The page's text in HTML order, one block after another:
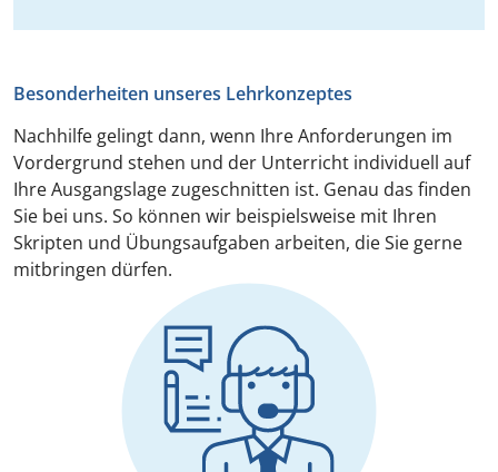
Besonderheiten unseres Lehrkonzeptes
Nachhilfe gelingt dann, wenn Ihre Anforderungen im
Vordergrund stehen und der Unterricht individuell auf
Ihre Ausgangslage zugeschnitten ist. Genau das finden
Sie bei uns. So können wir beispielsweise mit Ihren
Skripten und Übungsaufgaben arbeiten, die Sie gerne
mitbringen dürfen.